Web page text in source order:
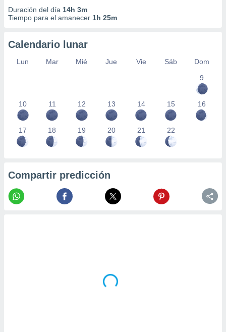
Duración del día 14h 3m
Tiempo para el amanecer 1h 25m
Calendario lunar
Lun Mar Mié Jue Vie Sáb
Dom
9
10 11 12 13 14 15 16
17 18 19 20 21 22
Compartir predicción